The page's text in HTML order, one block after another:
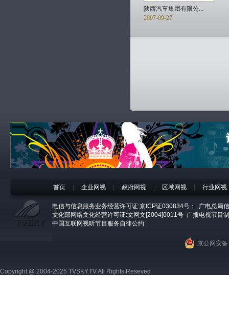
陕西汽车集团有限公...
2007-09-27
首页 企业网视 政府网视 区域网视 行业网视
电信与信息服务业务经营许可证:京ICP证030834号；
广电总局
文化部网络文化经营许可证:文网文[2004]0011号 广播电视节目
中国互联网视听节目服务自律公约
京公网安
Copyright @ 2004-2025 TVSKY.TV All Rights Reseved